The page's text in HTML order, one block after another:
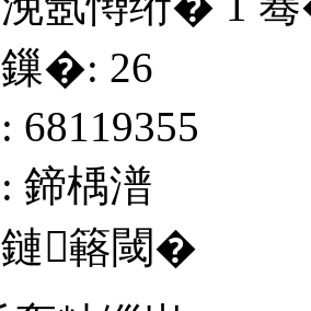
�: 26
68119355
鍗楀潽
簵閾�